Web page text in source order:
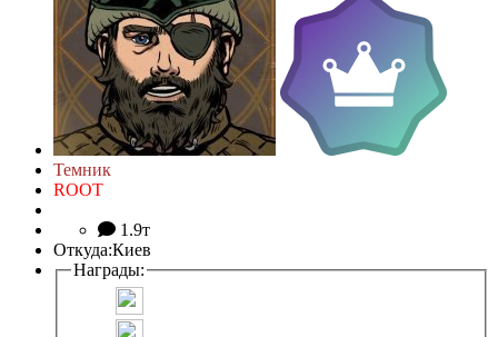
Темник
ROOT
1.9т
Откуда:Киев
Награды: